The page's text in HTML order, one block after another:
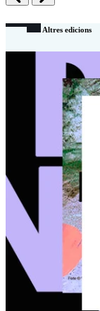
AnteriorSegüent
Altres edicions